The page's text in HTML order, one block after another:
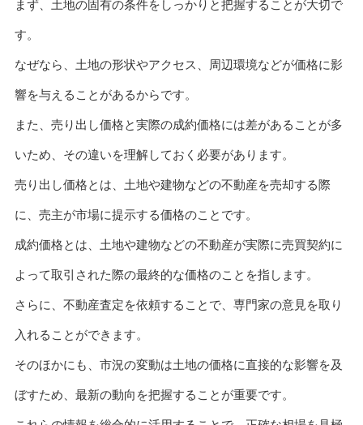
まず、土地の固有の条件をしっかりと把握することが大切で
す。
なぜなら、土地の形状やアクセス、周辺環境などが価格に影
響を与えることがあるからです。
また、売り出し価格と実際の成約価格には差があることが多
いため、その違いを理解しておく必要があります。
売り出し価格とは、土地や建物などの不動産を売却する際
に、売主が市場に提示する価格のことです。
成約価格とは、土地や建物などの不動産が実際に売買契約に
よって取引された際の最終的な価格のことを指します。
さらに、不動産査定を依頼することで、専門家の意見を取り
入れることができます。
そのほかにも、市況の変動は土地の価格に直接的な影響を及
ぼすため、最新の動向を把握することが重要です。